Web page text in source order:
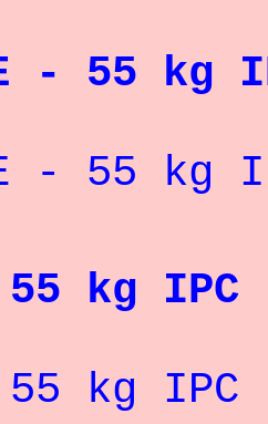
- 55 kg
- 55 kg
kg
kg